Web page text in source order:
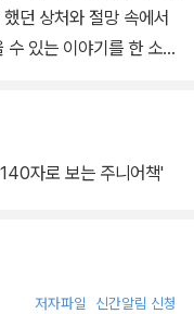
던 상처와 절망 속에서
있는 이야기를 한 소년
린 어느 날. 피터는 아버
아버지는 네모난 상자 안
함께 마을을 떠나 길을
자로 보는 주니어책'
저자파일 신간알림 신청